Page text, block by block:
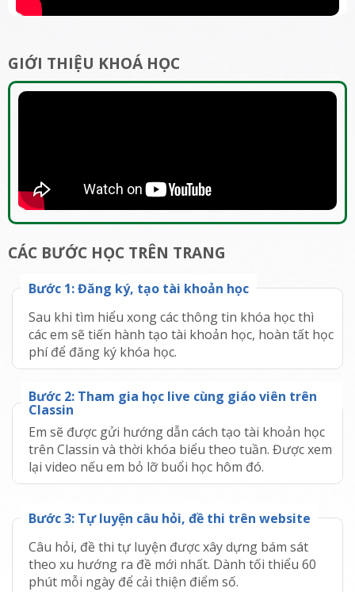
GIỚI THIỆU KHOÁ HỌC
CÁC BƯỚC HỌC TRÊN TRANG
Bước 1:Đăng ký, tạo tài khoản học
Sau khi tìm hiểu xong các thông tin khóa học thì
các em sẽ tiến hành tạo tài khoản học, hoàn tất học
phí để đăng ký khóa học.
Bước 2: Tham gia học live cùng giáo viên trên
Classin
Em sẽ được gửi hướng dẫn cách tạo tài khoản học
trên Classin và thời khóa biểu theo tuần. Được xem
lại video nếu em bỏ lỡ buổi học hôm đó.
Bước3: Tự luyện câu hỏi, đề thi trên website
Câu hỏi, đề thi tự luyện được xây dựng bám sát
theo xu hướng ra đề mới nhất. Dành tối thiểu 60
phút mỗi ngày để cải thiện điểm số.